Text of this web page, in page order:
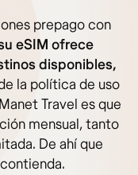
prepago con
eSIM ofrece
disponibles,
la política de uso
Travel es que
mensual, tanto
De ahí que